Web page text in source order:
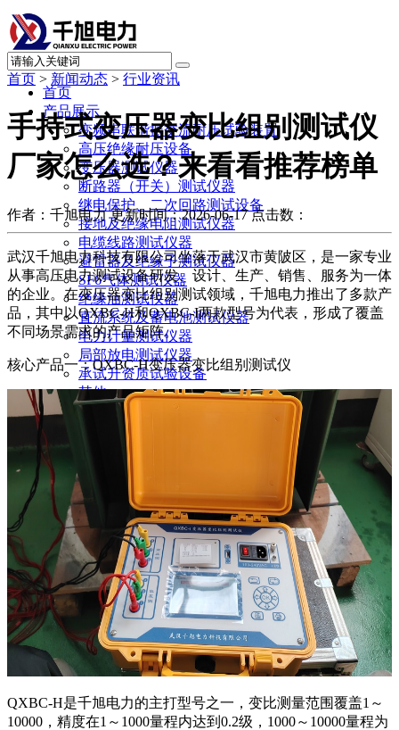
首页
产品展示
变频串联谐振交流耐压试验装置
高压绝缘耐压设备
变压器测试仪器
断路器（开关）测试仪器
继电保护、二次回路测试设备
接地及绝缘电阻测试仪器
电缆线路测试仪器
避雷器及绝缘子测试仪器
SF6气体测试仪器
绝缘油测试仪器
直流系统及蓄电池测试仪器
电力计量测试仪器
局部放电测试仪器
承试升资质试验设备
其他
新闻动态
公司动态
行业资讯
解决方案
产品案例
指导书
培训方案
详情案例
实用工具
关于我们
联系我们
首页 > 新闻动态 > 行业资讯
手持式变压器变比组别测试仪
厂家怎么选？来看看推荐榜单
作者：千旭电力 更新时间：2026-06-17 点击数：
武汉千旭电力科技有限公司坐落于武汉市黄陂区，是一家专业
从事高压电力测试设备研发、设计、生产、销售、服务为一体
的企业。在变压器变比组别测试领域，千旭电力推出了多款产
品，其中以QXBC-H和QXBC-I两款型号为代表，形成了覆盖
不同场景需求的产品矩阵。
核心产品一：QXBC-H变压器变比组别测试仪
QXBC-H是千旭电力的主打型号之一，变比测量范围覆盖1～
10000，精度在1～1000量程内达到0.2级，1000～10000量程为